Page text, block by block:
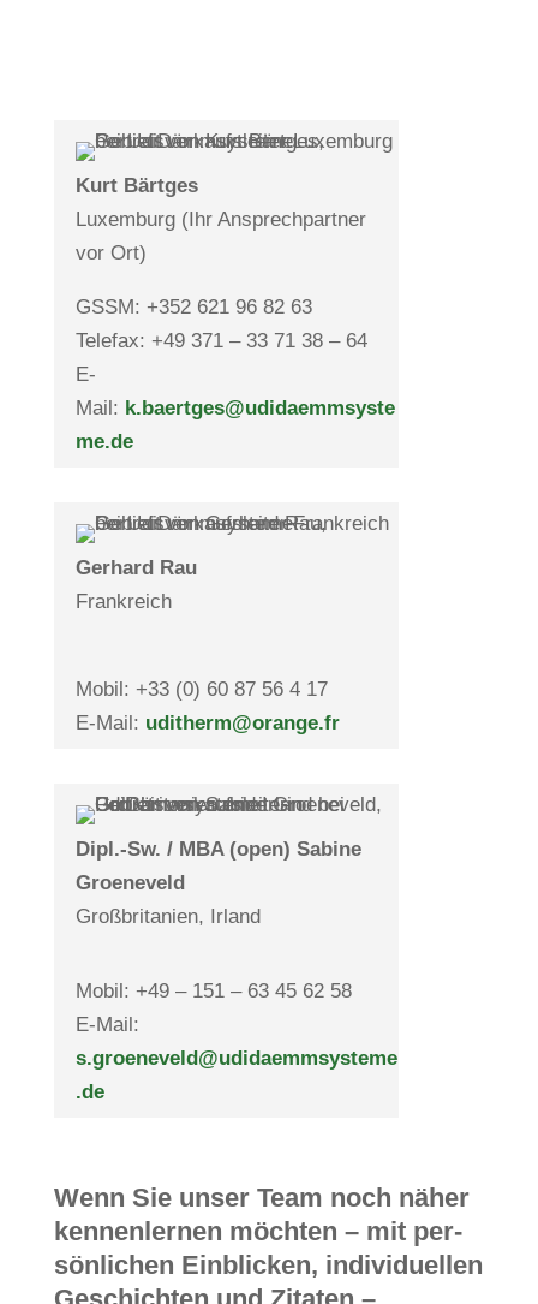
Kurt Bärtges
Luxem­burg (Ihr Ansprech­partner
vor Ort)
GSSM: +352 621 96 82 63
Telefax: +49 371 – 33 71 38 – 64
E-
Mail: k.baertges@udidaemmsyste
me.de
Ger­hard Rau
Frank­reich
Mobil: +33 (0) 60 87 56 4 17
E-Mail: uditherm@orange.fr
Dipl.-Sw. / MBA (open) Sabine
Groen­eveld
Groß­bri­ta­nien, Irland
Mobil: +49 – 151 – 63 45 62 58
E-Mail:
s.groeneveld@udidaemmsysteme
.de
Wenn Sie unser Team noch näher
ken­nen­lernen möchten – mit per­
sön­li­chen Ein­bli­cken, indi­vi­du­ellen